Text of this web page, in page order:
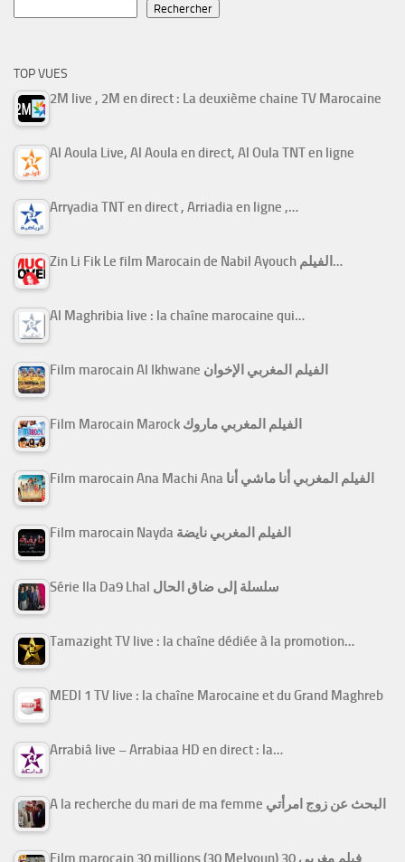
Rechercher
TOP VUES
2M live , 2M en direct : La deuxième chaine TV Marocaine
Al Aoula Live, Al Aoula en direct, Al Oula TNT en ligne
Arryadia TNT en direct , Arriadia en ligne ,…
Zin Li Fik Le film Marocain de Nabil Ayouch الفيلم…
Al Maghribia live : la chaîne marocaine qui…
Film marocain Al Ikhwane الفيلم المغربي الإخوان
Film Marocain Marock الفيلم المغربي ماروك
Film marocain Ana Machi Ana الفيلم المغربي أنا ماشي أنا
Film marocain Nayda الفيلم المغربي نايضة
Série Ila Da9 Lhal سلسلة إلى ضاق الحال
Tamazight TV live : la chaîne dédiée à la promotion…
MEDI 1 TV live : la chaîne Marocaine et du Grand Maghreb
Arrabiâ live – Arrabiaa HD en direct : la…
A la recherche du mari de ma femme البحث عن زوج امرأتي
Film marocain 30 millions (30 Melyoun) فيلم مغربي 30